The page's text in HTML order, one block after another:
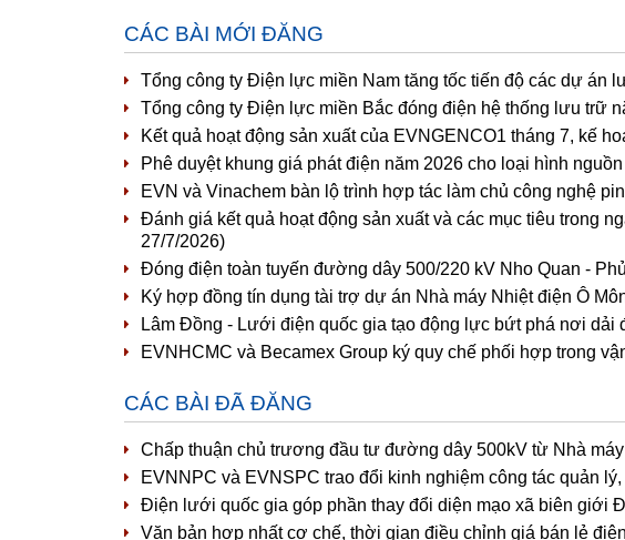
CÁC BÀI MỚI ĐĂNG
Tổng công ty Điện lực miền Nam tăng tốc tiến độ các dự án
Tổng công ty Điện lực miền Bắc đóng điện hệ thống lưu trữ
Kết quả hoạt động sản xuất của EVNGENCO1 tháng 7, kế
Phê duyệt khung giá phát điện năm 2026 cho loại hình
EVN và Vinachem bàn lộ trình hợp tác làm chủ công nghệ
Đánh giá kết quả hoạt động sản xuất và các mục tiêu trong
27/7/2026)
Đóng điện toàn tuyến đường dây 500/220 kV Nho Quan -
Ký hợp đồng tín dụng tài trợ dự án Nhà máy Nhiệt điện Ô
Lâm Đồng - Lưới điện quốc gia tạo động lực bứt phá nơi dải
EVNHCMC và Becamex Group ký quy chế phối hợp trong
CÁC BÀI ĐÃ ĐĂNG
Chấp thuận chủ trương đầu tư đường dây 500kV từ Nhà
EVNNPC và EVNSPC trao đổi kinh nghiệm công tác quản
Điện lưới quốc gia góp phần thay đổi diện mạo xã biên giới
Văn bản hợp nhất cơ chế, thời gian điều chỉnh giá bán lẻ